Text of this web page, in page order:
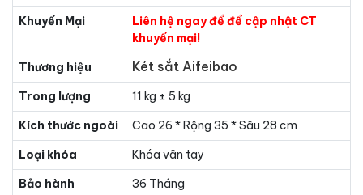
Khuyến Mại
Liên hệ ngay để để cập nhật CT
khuyến mại!
Thương hiệu
Két sắt Aifeibao
Trong lượng
11 kg ± 5 kg
Kích thước ngoài
Cao 26 * Rộng 35 * Sâu 28 cm
Loại khóa
Khóa vân tay
Bảo hành
36 Tháng